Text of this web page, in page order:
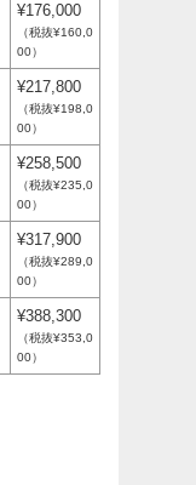
¥176,000
（税抜¥160,0
00）
¥217,800
（税抜¥198,0
00）
¥258,500
（税抜¥235,0
00）
¥317,900
（税抜¥289,0
00）
¥388,300
（税抜¥353,0
00）